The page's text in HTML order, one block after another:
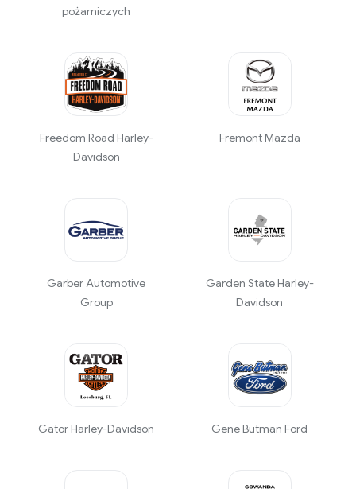
pożarniczych
Freedom Road Harley-
Davidson
Fremont Mazda
Garber Automotive
Group
Garden State Harley-
Davidson
Gator Harley-Davidson Gene Butman Ford